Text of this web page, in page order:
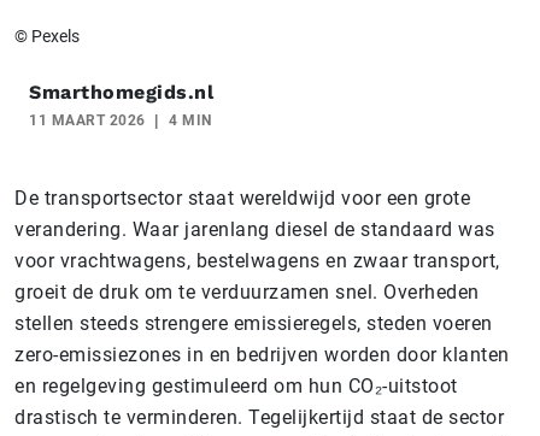
© Pexels
Smarthomegids.nl
11 MAART 2026 4 MIN
De transportsector staat wereldwijd voor een grote
verandering. Waar jarenlang diesel de standaard was
voor vrachtwagens, bestelwagens en zwaar transport,
groeit de druk om te verduurzamen snel. Overheden
stellen steeds strengere emissieregels, steden voeren
zero-emissiezones in en bedrijven worden door klanten
en regelgeving gestimuleerd om hun CO₂-uitstoot
drastisch te verminderen. Tegelijkertijd staat de sector